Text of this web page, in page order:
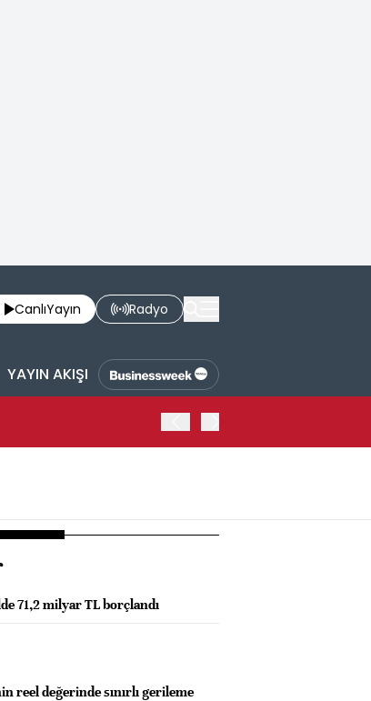
CanlıYayın Radyo
YAYIN AKIŞI
71,2 milyar TL borçlandı
reel değerinde sınırlı gerileme